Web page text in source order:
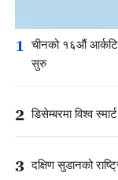
1 चीनको १६औं
सुरु
2 डिसेम्बरमा विश्व
3 दक्षिण सुडानको